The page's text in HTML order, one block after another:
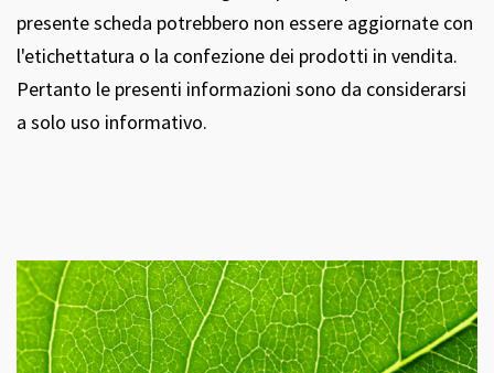
presente scheda potrebbero non essere aggiornate con
l'etichettatura o la confezione dei prodotti in vendita.
Pertanto le presenti informazioni sono da considerarsi
a solo uso informativo.